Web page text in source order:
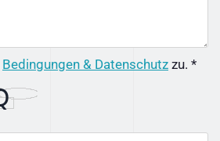
Bedingungen & Datenschutz zu. *